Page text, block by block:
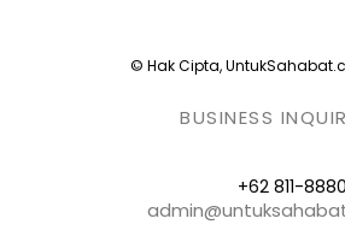
© Hak Cipta,
BUSINESS
+62 811-